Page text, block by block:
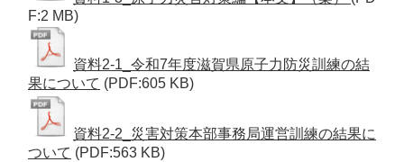
F:2 MB)
資料2-1_令和7年度滋賀県原子力防災訓練の結
果について (PDF:605 KB)
資料2-2_災害対策本部事務局運営訓練の結果に
ついて (PDF:563 KB)